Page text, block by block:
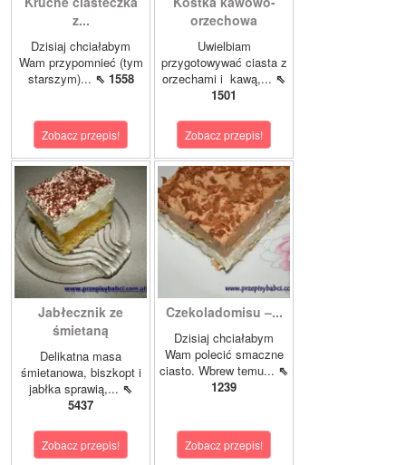
z...
Dzisiaj chciałabym
Wam przypomnieć (tym
starszym)... ⇖ 1558
Zobacz przepis!
orzechowa
Uwielbiam
przygotowywać ciasta z
orzechami i kawą,... ⇖
1501
Zobacz przepis!
Jabłecznik ze
śmietaną
Delikatna masa
śmietanowa, biszkopt i
jabłka sprawią,... ⇖
5437
Zobacz przepis!
Czekoladomisu –...
Dzisiaj chciałabym
Wam polecić smaczne
ciasto. Wbrew temu... ⇖
1239
Zobacz przepis!